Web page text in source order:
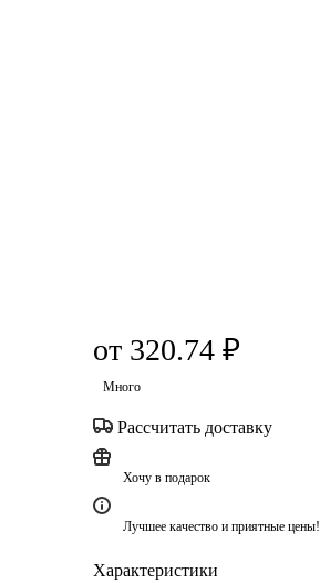
от 320.74 ₽
Много
Рассчитать доставку
Хочу в подарок
Лучшее качество и приятные цены!
Характеристики